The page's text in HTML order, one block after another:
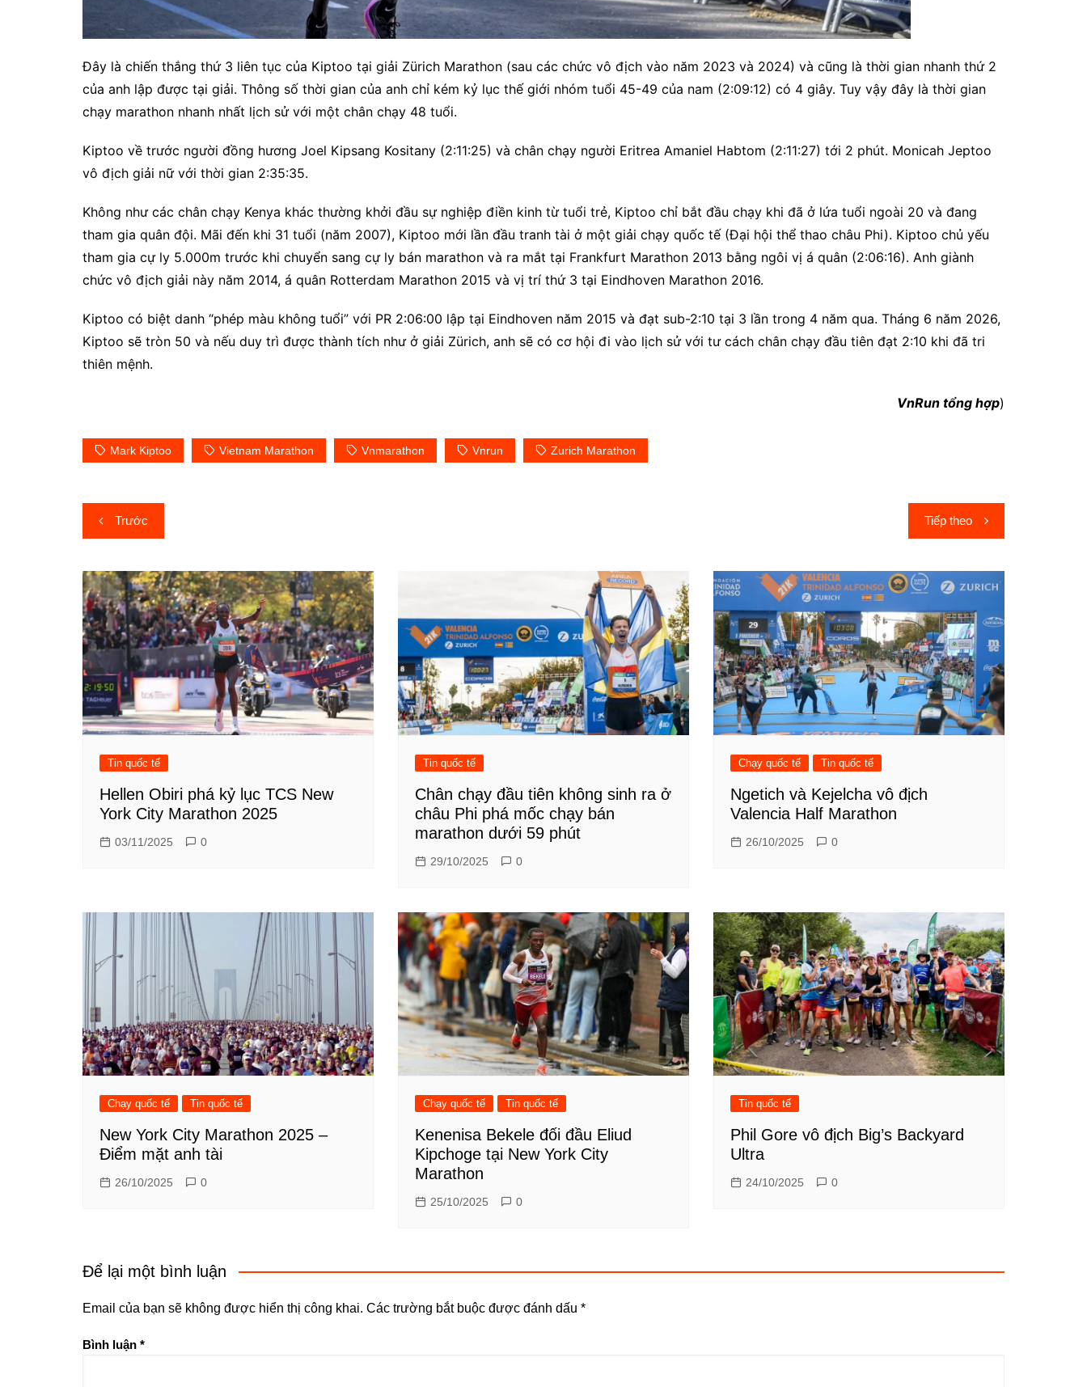
Đây là chiến thắng thứ 3 liên tục của Kiptoo tại giải Zürich Marathon (sau các chức vô địch vào năm 2023 và 2024) và cũng là thời gian nhanh thứ 2
của anh lập được tại giải. Thông số thời gian của anh chỉ kém kỷ lục thế giới nhóm tuổi 45-49 của nam (2:09:12) có 4 giây. Tuy vậy đây là thời gian
chạy marathon nhanh nhất lịch sử với một chân chạy 48 tuổi.
Kiptoo về trước người đồng hương Joel Kipsang Kositany (2:11:25) và chân chạy người Eritrea Amaniel Habtom (2:11:27) tới 2 phút. Monicah Jeptoo
vô địch giải nữ với thời gian 2:35:35.
Không như các chân chạy Kenya khác thường khởi đầu sự nghiệp điền kinh từ tuổi trẻ, Kiptoo chỉ bắt đầu chạy khi đã ở lứa tuổi ngoài 20 và đang
tham gia quân đội. Mãi đến khi 31 tuổi (năm 2007), Kiptoo mới lần đầu tranh tài ở một giải chạy quốc tế (Đại hội thể thao châu Phi). Kiptoo chủ yếu
tham gia cự ly 5.000m trước khi chuyển sang cự ly bán marathon và ra mắt tại Frankfurt Marathon 2013 bằng ngôi vị á quân (2:06:16). Anh giành
chức vô địch giải này năm 2014, á quân Rotterdam Marathon 2015 và vị trí thứ 3 tại Eindhoven Marathon 2016.
Kiptoo có biệt danh “phép màu không tuổi” với PR 2:06:00 lập tại Eindhoven năm 2015 và đạt sub-2:10 tại 3 lần trong 4 năm qua. Tháng 6 năm 2026,
Kiptoo sẽ tròn 50 và nếu duy trì được thành tích như ở giải Zürich, anh sẽ có cơ hội đi vào lịch sử với tư cách chân chạy đầu tiên đạt 2:10 khi đã tri
thiên mệnh.
VnRun tổng hợp)
Mark Kiptoo Vietnam Marathon Vnmarathon Vnrun Zurich Marathon
Điều
hướng
bài
viết
Trước Tiếp theo
Tin quốc tế
Hellen Obiri phá kỷ lục TCS New
York City Marathon 2025
03/11/2025 0
Tin quốc tế
Chân chạy đầu tiên không sinh ra ở
châu Phi phá mốc chạy bán
marathon dưới 59 phút
29/10/2025 0
Chạy quốc tế Tin quốc tế
Ngetich và Kejelcha vô địch
Valencia Half Marathon
26/10/2025 0
Chạy quốc tế Tin quốc tế
New York City Marathon 2025 –
Điểm mặt anh tài
26/10/2025 0
Chạy quốc tế Tin quốc tế
Kenenisa Bekele đối đầu Eliud
Kipchoge tại New York City
Marathon
25/10/2025 0
Tin quốc tế
Phil Gore vô địch Big’s Backyard
Ultra
24/10/2025 0
Để lại một bình luận
Email của bạn sẽ không được hiển thị công khai. Các trường bắt buộc được đánh dấu *
Bình luận *